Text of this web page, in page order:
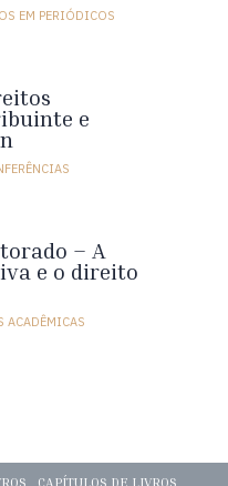
EM PERIÓDICOS
e
– A
e o direito
ACADÊMICAS
CAPÍTULOS DE LIVROS